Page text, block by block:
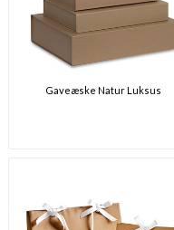
Gaveæske Natur Luksus